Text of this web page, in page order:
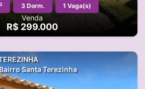
2 3 Dorm. 1 Vaga(s)
Venda
R$ 299.000
Santa Terezinha